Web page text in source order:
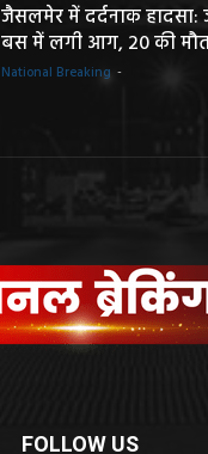
जैसलमेर में दर्दनाक हादसा:
बस में लगी आग, 20 की
National Breaking -
FOLLOW US